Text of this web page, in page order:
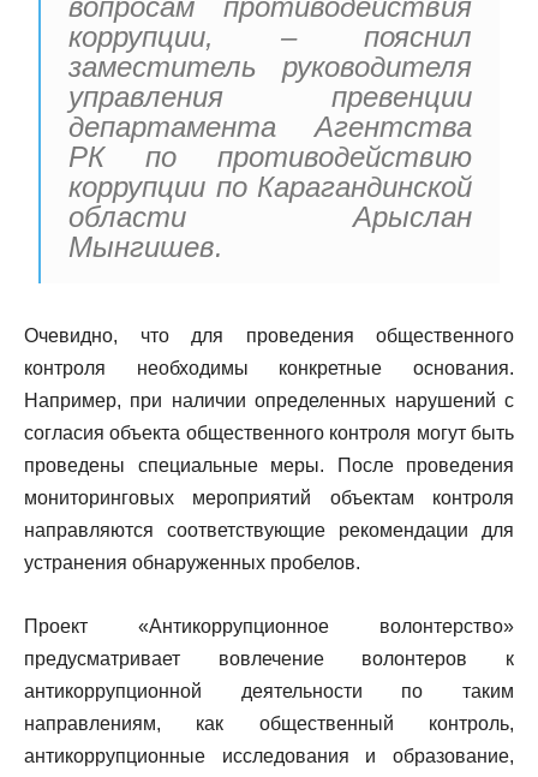
вопросам противодействия
коррупции, – пояснил
заместитель руководителя
управления превенции
департамента Агентства
РК по противодействию
коррупции по Карагандинской
области Арыслан
Мынгишев.
Очевидно, что для проведения общественного
контроля необходимы конкретные основания.
Например, при наличии определенных нарушений с
согласия объекта общественного контроля могут быть
проведены специальные меры. После проведения
мониторинговых мероприятий объектам контроля
направляются соответствующие рекомендации для
устранения обнаруженных пробелов.
Проект «Антикоррупционное волонтерство»
предусматривает вовлечение волонтеров к
антикоррупционной деятельности по таким
направлениям, как общественный контроль,
антикоррупционные исследования и образование,